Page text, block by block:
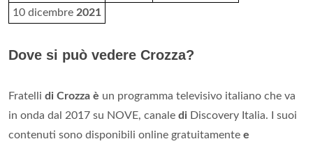
10 dicembre 2021
Dove si può vedere Crozza?
Fratelli di Crozza è un programma televisivo italiano che va
in onda dal 2017 su NOVE, canale di Discovery Italia. I suoi
contenuti sono disponibili online gratuitamente e